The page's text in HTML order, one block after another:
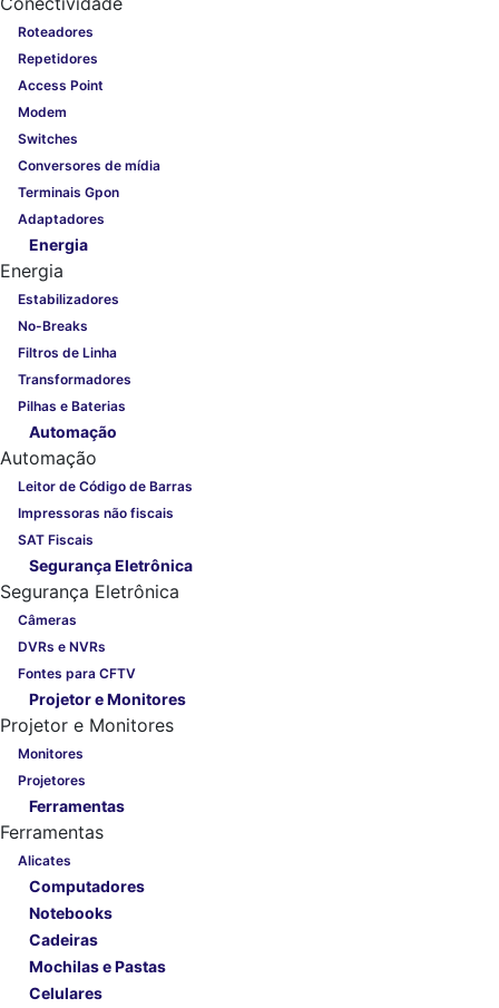
Roteadores
Repetidores
Access Point
Modem
Switches
Conversores de mídia
Terminais Gpon
Adaptadores
Energia
Energia
Estabilizadores
No-Breaks
Filtros de Linha
Transformadores
Pilhas e Baterias
Automação
Automação
Leitor de Código de Barras
Impressoras não fiscais
SAT Fiscais
Segurança Eletrônica
Segurança Eletrônica
Câmeras
DVRs e NVRs
Fontes para CFTV
Projetor e Monitores
Projetor e Monitores
Monitores
Projetores
Ferramentas
Ferramentas
Alicates
Computadores
Notebooks
Cadeiras
Mochilas e Pastas
Celulares